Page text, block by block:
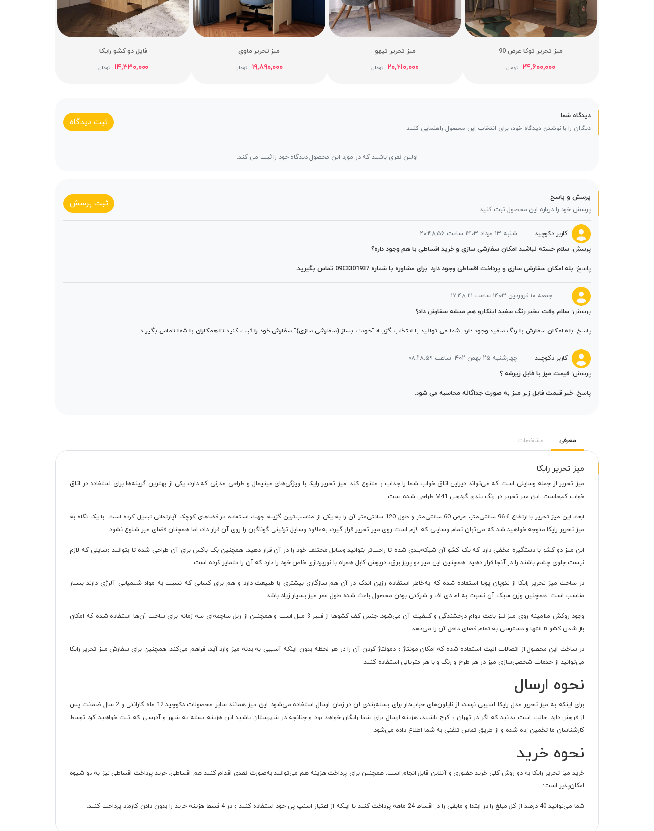
میز تحریر توکا عرض 90
۲۴,۶۰۰,۰۰۰ تومان
میز تحریر تیهو
۲۰,۲۱۰,۰۰۰ تومان
میز تحریر ماوی
۱۹,۸۹۰,۰۰۰ تومان
فایل دو کشو رایکا
۱۴,۳۳۰,۰۰۰ تومان
دیدگاه شما
دیگران را با نوشتن دیدگاه خود، برای انتخاب این محصول راهنمایی کنید.
ثبت دیدگاه
اولین نفری باشید که در مورد این محصول دیدگاه خود را ثبت می کند.
پرسش و پاسخ
پرسش خود را درباره این محصول ثبت کنید.
ثبت پرسش
کاربر دکوچید
شنبه ۱۳ مرداد ۱۴۰۳ ساعت ۲۰:۴۸:۵۶
پرسش: سلام خسته نباشید امکان سفارشی سازی و خرید اقساطی با هم وجود داره؟
پاسخ: بله امکان سفارشی سازی و پرداخت اقساطی وجود دارد. برای مشاوره با شماره 0903301937 تماس بگیرید.
جمعه ۱۰ فروردین ۱۴۰۳ ساعت ۱۷:۴۸:۲۱
پرسش: سلام وقت بخیر رنگ سفید اینکارو هم میشه سفارش داد؟
پاسخ: بله امکان سفارش با رنگ سفید وجود دارد. شما می توانید با انتخاب گزینه "خودت بساز (سفارشی سازی)" سفارش خود را ثبت کنید تا همکاران با شما تماس بگیرند.
کاربر دکوچید
چهارشنبه ۲۵ بهمن ۱۴۰۲ ساعت ۰۸:۲۸:۵۹
پرسش: قیمت میز با فایل زیرشه ؟
پاسخ: خیر قیمت فایل زیر میز به صورت جداگانه محاسبه می شود.
معرفی مشخصات
میز تحریر رایکا
میز تحریر از جمله وسایلی است که می‌تواند دیزاین اتاق خواب شما را جذاب و متنوع کند. میز تحریر رایکا با ویژگی‌های مینیمال و طراحی مدرنی که دارد، یکی از بهترین گزینه‌ها برای استفاده در اتاق
خواب کم‌جاست. این میز تحریر در رنگ بندی گردویی M41 طراحی شده است.
ابعاد این میز تحریر با ارتفاع 96.6 سانتی‌متر، عرض 60 سانتی‌متر و طول 120 سانتی‌متر آن را به یکی از مناسب‌ترین گزینه جهت استفاده در فضاهای کوچک آپارتمانی تبدیل کرده است. با یک نگاه به
میز تحریر رایکا متوجه خواهید شد که می‌توان تمام وسایلی که لازم است روی میز تحریر قرار گیرد، به‌علاوه وسایل تزئینی گوناگون را روی آن قرار داد، اما همچنان فضای میز شلوغ نشود.
این میز دو کشو با دستگیره مخفی دارد که یک کشو آن شبکه‌بندی شده تا راحت‌تر بتوانید وسایل مختلف خود را در آن قرار دهید. همچنین یک باکس برای آن طراحی شده تا بتوانید وسایلی که لازم
نیست جلوی چشم باشند را در آنجا قرار دهید. همچنین این میز دو پریز برق، درپوش کابل همراه با نورپردازی خاص خود را دارد که آن را متمایز کرده است.
در ساخت میز تحریر رایکا از نئوپان پویا استفاده شده که به‌خاطر استفاده رزین اندک در آن هم سازگاری بیشتری با طبیعت دارد و هم برای کسانی که نسبت به مواد شیمیایی آلرژی دارند بسیار
مناسب است. همچنین وزن سبک آن نسبت به ام دی اف و شرکتی بودن محصول باعث شده طول عمر میز بسیار زیاد باشد.
وجود روکش ملامینه روی میز نیز باعث دوام درخشندگی و کیفیت آن می‌شود. جنس کف کشوها از فیبر 3 میل است و همچنین از ریل ساچمه‌ای سه زمانه برای ساخت آن‌ها استفاده شده که امکان
باز شدن کشو تا انتها و دسترسی به تمام فضای داخل آن را می‌دهد.
در ساخت این محصول از اتصالات الیت استفاده شده که امکان مونتاژ و دمونتاژ کردن آن را در هر لحظه بدون اینکه آسیبی به بدنه میز وارد آید، فراهم می‌کند. همچنین برای سفارش میز تحریر رایکا
می‌توانید از خدمات شخصی‌سازی میز در هر طرح و رنگ و با هر متریالی استفاده کنید.
نحوه ارسال
برای اینکه به میز تحریر مدل رایکا آسیبی نرسد، از نایلون‌های حباب‌دار برای بسته‌بندی آن در زمان ارسال استفاده می‌شود. این میز همانند سایر محصولات دکوچید 12 ماه گارانتی و 2 سال ضمانت پس
از فروش دارد. جالب است بدانید که اگر در تهران و کرج باشید، هزینه ارسال برای شما رایگان خواهد بود و چنانچه در شهرستان باشید این هزینه بسته به شهر و آدرسی که ثبت خواهید کرد توسط
کارشناسان ما تخمین زده شده و از طریق تماس تلفنی به شما اطلاع داده می‌شود.
نحوه خرید
خرید میز تحریر رایکا به دو روش کلی خرید حضوری و آنلاین قابل انجام است. همچنین برای پرداخت هزینه هم می‌توانید به‌صورت نقدی اقدام کنید هم اقساطی. خرید پرداخت اقساطی نیز به دو شیوه
امکان‌پذیر است:
شما می‌توانید 40 درصد از کل مبلغ را در ابتدا و مابقی را در اقساط 24 ماهه پرداخت کنید یا اینکه از اعتبار اسنپ پی خود استفاده کنید و در 4 قسط هزینه خرید را بدون دادن کارمزد پرداحت کنید.